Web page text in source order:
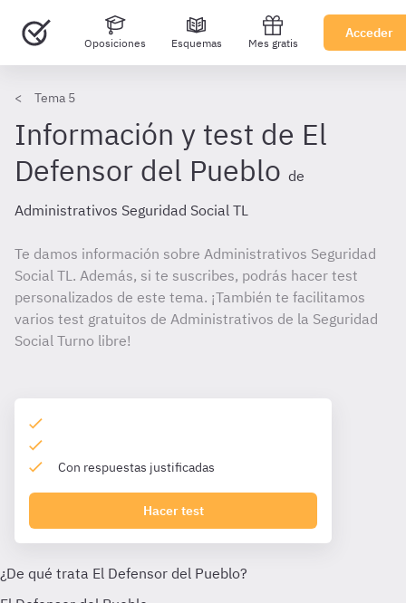
Oposiciones Esquemas Mes gratis
Acceder
Tema 5
Información y test de El
Defensor del Pueblo de
Administrativos Seguridad Social TL
Te damos información sobre Administrativos Seguridad
Social TL. Además, si te suscribes, podrás hacer test
personalizados de este tema. ¡También te facilitamos
varios test gratuitos de Administrativos de la Seguridad
Social Turno libre!
Con respuestas justificadas
Hacer test